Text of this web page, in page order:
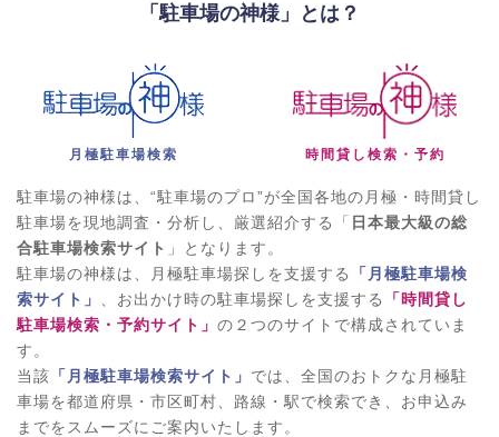
「駐車場の神様」とは？
月極駐車場検索 時間貸し検索・予約
駐車場の神様は、“駐車場のプロ”が全国各地の月極・時間貸し
駐車場を現地調査・分析し、厳選紹介する「 日本最大級の総
合駐車場検索サイト 」となります。
駐車場の神様は、月極駐車場探しを支援する
「月極駐車場検
索サイト」
、お出かけ時の駐車場探しを支援する
「時間貸し
駐車場検索・予約サイト」 の２つのサイトで構成されていま
す。
当該 「月極駐車場検索サイト」 では、全国のおトクな月極駐
車場を都道府県・市区町村、路線・駅で検索でき、お申込み
までをスムーズにご案内いたします。